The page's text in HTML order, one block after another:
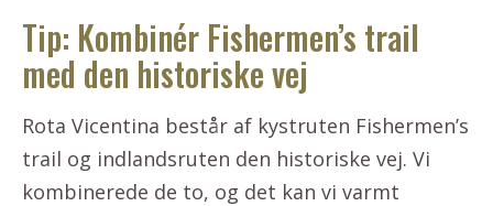
Tip: Kombinér Fishermen’s trail
med den historiske vej
Rota Vicentina består af kystruten Fishermen’s
trail og indlandsruten den historiske vej. Vi
kombinerede de to, og det kan vi varmt